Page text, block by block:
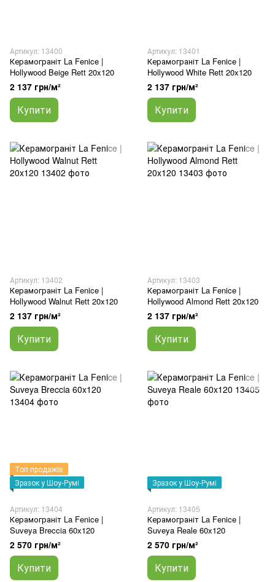
Артикул: 13400
Керамограніт La Fenice |
Hollywood Beige Rett 20x120
2 137 грн/м²
Купити
Артикул: 13401
Керамограніт La Fenice |
Hollywood White Rett 20x120
2 137 грн/м²
Купити
Артикул: 13402
Керамограніт La Fenice |
Hollywood Walnut Rett 20x120
2 137 грн/м²
Купити
Артикул: 13403
Керамограніт La Fenice |
Hollywood Almond Rett 20x120
2 137 грн/м²
Купити
Топ продажів
Зразок у Шоу-Румі
Артикул: 13404
Керамограніт La Fenice |
Suveya Breccia 60x120
2 570 грн/м²
Купити
Зразок у Шоу-Румі
Артикул: 13405
Керамограніт La Fenice |
Suveya Reale 60x120
2 570 грн/м²
Купити